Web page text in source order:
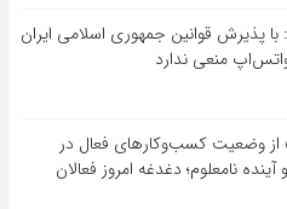
پذیرش قوانین جمهوری اسلامی ایران
منعی ندارد
از وضعیت کسب‌وکارهای فعال در
آینده نامعلوم؛ دغدغه امروز فعالان